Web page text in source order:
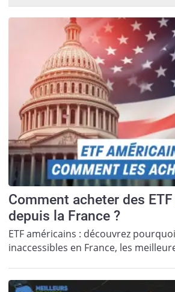
Comment acheter des
depuis la France ?
ETF américains : découvrez
inaccessibles en France, les